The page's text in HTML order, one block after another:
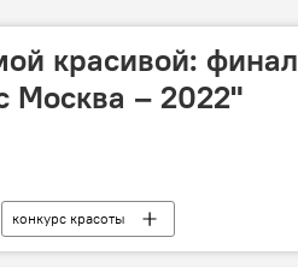
красивой: финал
Москва – 2022"
конкурс красоты